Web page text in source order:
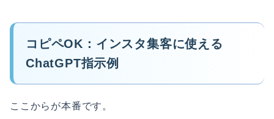
コピペOK：インスタ集客に使える
ChatGPT指示例
ここからが本番です。